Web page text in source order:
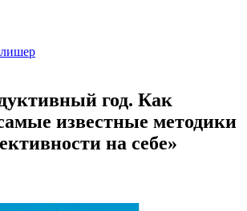
год. Как
известные методики
на себе»